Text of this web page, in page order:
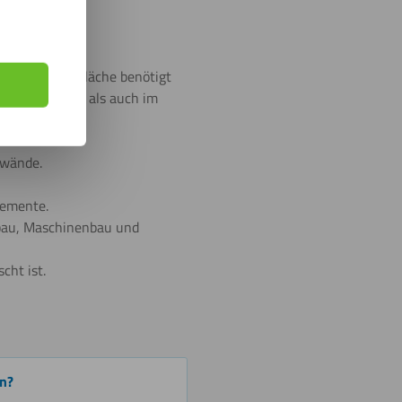
Oberfläche benötigt
als auch im
Maschinenbau und
ist.